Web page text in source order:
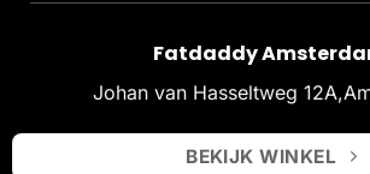
Fatdaddy
Johan van Hasseltweg
BEKIJK WINKEL